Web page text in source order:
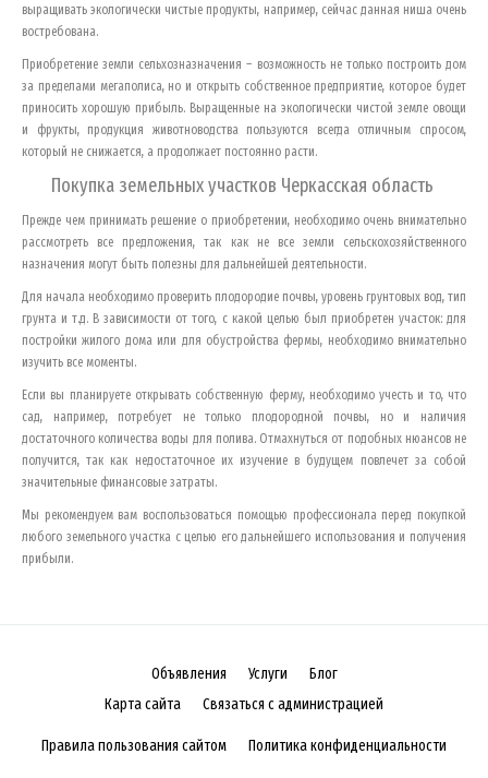
выращивать экологически чистые продукты, например, сейчас данная ниша очень
востребована.
Приобретение земли сельхозназначения – возможность не только построить дом
за пределами мегаполиса, но и открыть собственное предприятие, которое будет
приносить хорошую прибыль. Выращенные на экологически чистой земле овощи
и фрукты, продукция животноводства пользуются всегда отличным спросом,
который не снижается, а продолжает постоянно расти.
Покупка земельных участков Черкасская область
Прежде чем принимать решение о приобретении, необходимо очень внимательно
рассмотреть все предложения, так как не все земли сельскохозяйственного
назначения могут быть полезны для дальнейшей деятельности.
Для начала необходимо проверить плодородие почвы, уровень грунтовых вод, тип
грунта и т.д. В зависимости от того, с какой целью был приобретен участок: для
постройки жилого дома или для обустройства фермы, необходимо внимательно
изучить все моменты.
Если вы планируете открывать собственную ферму, необходимо учесть и то, что
сад, например, потребует не только плодородной почвы, но и наличия
достаточного количества воды для полива. Отмахнуться от подобных нюансов не
получится, так как недостаточное их изучение в будущем повлечет за собой
значительные финансовые затраты.
Мы рекомендуем вам воспользоваться помощью профессионала перед покупкой
любого земельного участка с целью его дальнейшего использования и получения
прибыли.
Объявления Услуги
Блог
Карта сайта
Связаться с администрацией
Правила пользования сайтом Политика конфиденциальности